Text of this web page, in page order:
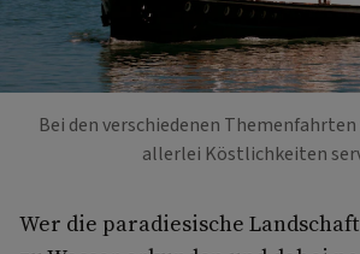
Bei den verschiedenen
allerlei Köstlichkeiten
Wer die paradiesische